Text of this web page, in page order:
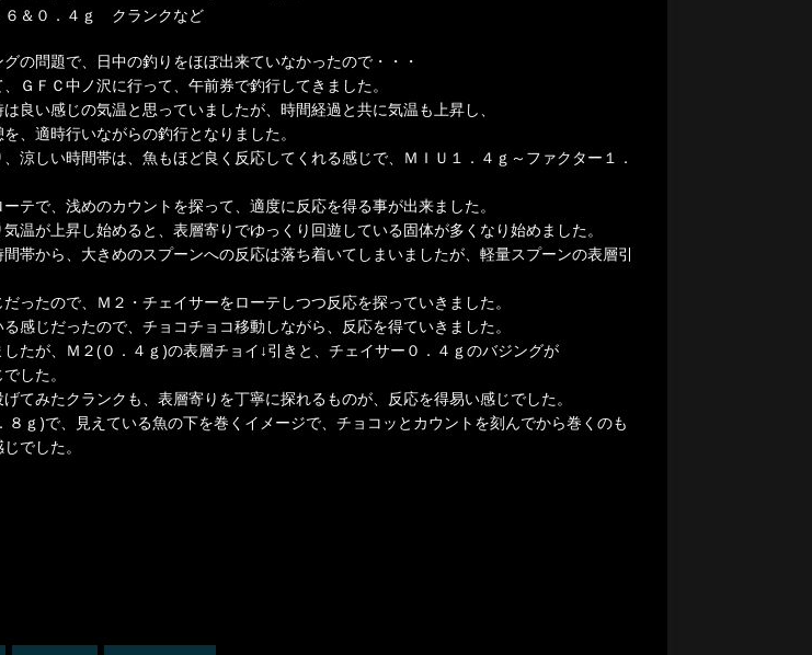
６＆０．４ｇ クランクなど
の問題で、日中の釣りをほぼ出来ていなかったので・・・
ＧＦＣ中ノ沢に行って、午前券で釣行してきました。
良い感じの気温と思っていましたが、時間経過と共に気温も上昇し、
、適時行いながらの釣行となりました。
涼しい時間帯は、魚もほど良く反応してくれる感じで、ＭＩＵ１．４ｇ～ファクター１．
テで、浅めのカウントを探って、適度に反応を得る事が出来ました。
温が上昇し始めると、表層寄りでゆっくり回遊している固体が多くなり始めました。
帯から、大きめのスプーンへの反応は落ち着いてしまいましたが、軽量スプーンの表層引
ったので、Ｍ２・チェイサーをローテしつつ反応を探っていきました。
感じだったので、チョコチョコ移動しながら、反応を得ていきました。
たが、Ｍ２(０．４ｇ)の表層チョイ↓引きと、チェイサー０．４ｇのバジングが
した。
てみたクランクも、表層寄りを丁寧に探れるものが、反応を得易い感じでした。
８ｇ)で、見えている魚の下を巻くイメージで、チョコッとカウントを刻んでから巻くのも
でした。